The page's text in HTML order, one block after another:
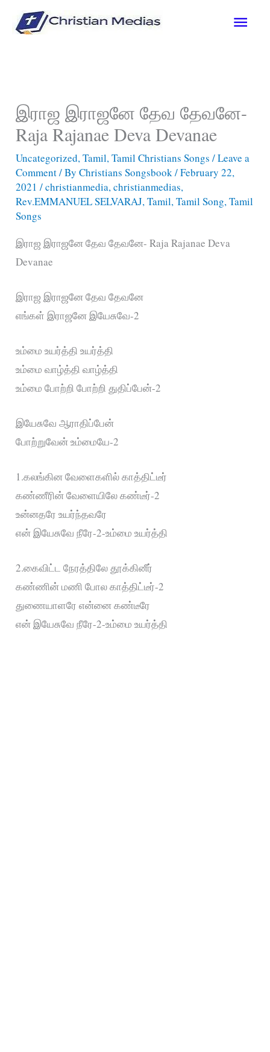
Main
இராஜ இராஜனே தேவ தேவனே-
Raja Rajanae Deva Devanae
Uncategorized,Tamil,Tamil Christians Songs /Leave a
Comment/ ByChristians Songsbook/February 22,
2021/christianmedia,christianmedias,
Rev.EMMANUEL SELVARAJ,Tamil,Tamil Song,Tamil
Songs
இராஜ இராஜனே தேவ தேவனே- Raja Rajanae Deva
Devanae
இராஜ இராஜனே தேவ தேவனே
எங்கள் இராஜனே இயேசுவே-2
உம்மை உயர்த்தி உயர்த்தி
உம்மை வாழ்த்தி வாழ்த்தி
உம்மை போற்றி போற்றி துதிப்பேன்-2
இயேசுவே ஆராதிப்பேன்
போற்றுவேன் உம்மையே-2
1.கலங்கின வேளைகளில் காத்திட்டீர்
கண்ணீரின் வேளையிலே கண்டீர்-2
உன்னதரே உயர்ந்தவரே
என் இயேசுவே நீரே-2-உம்மை உயர்த்தி
2.கைவிட்ட நேரத்திலே தூக்கினீர்
கண்ணின் மணி போல காத்திட்டீர்-2
துணையாளரே என்னை கண்டீரே
என் இயேசுவே நீரே-2-உம்மை உயர்த்தி